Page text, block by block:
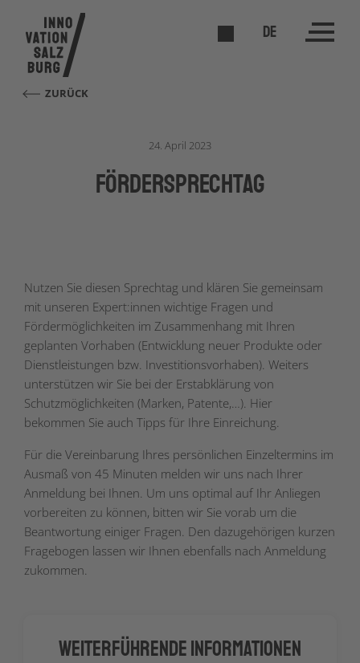
DE
ZURÜCK
24. April 2023
förderSPRECHTAG
Nutzen Sie diesen Sprechtag und klären Sie gemeinsam
mit unseren Expert:innen wichtige Fragen und
Fördermöglichkeiten im Zusammenhang mit Ihren
geplanten Vorhaben (Entwicklung neuer Produkte oder
Dienstleistungen bzw. Investitionsvorhaben). Weiters
unterstützen wir Sie bei der Erstabklärung von
Schutzmöglichkeiten (Marken, Patente,…). Hier
bekommen Sie auch Tipps für Ihre Einreichung.
Für die Vereinbarung Ihres persönlichen Einzeltermins im
Ausmaß von 45 Minuten melden wir uns nach Ihrer
Anmeldung bei Ihnen. Um uns optimal auf Ihr Anliegen
vorbereiten zu können, bitten wir Sie vorab um die
Beantwortung einiger Fragen. Den dazugehörigen kurzen
Fragebogen lassen wir Ihnen ebenfalls nach Anmeldung
zukommen.
Weiterführende Informationen